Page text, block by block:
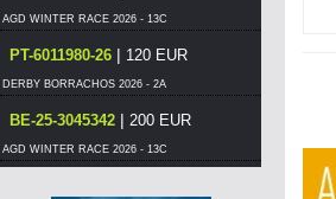
AGD WINTER RACE 2026 - 13C
PT-6011980-26 | 120 EUR
DERBY BORRACHOS 2026 - 2A
BE-25-3045342 | 200 EUR
AGD WINTER RACE 2026 - 13C